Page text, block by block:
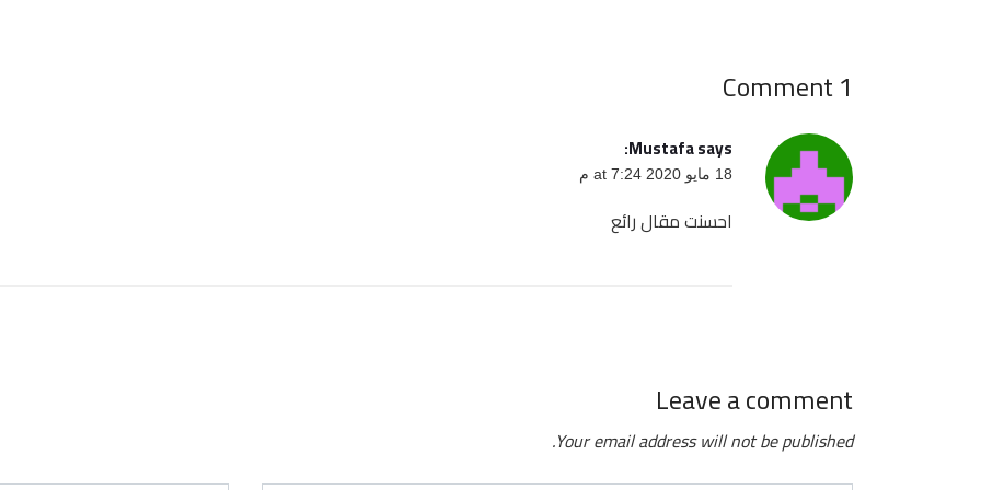
1 Comment
Mustafasays:
18 مايو 2020 at 7:24 م
احسنت مقال رائع
Leave a comment
Your email address will not be published.